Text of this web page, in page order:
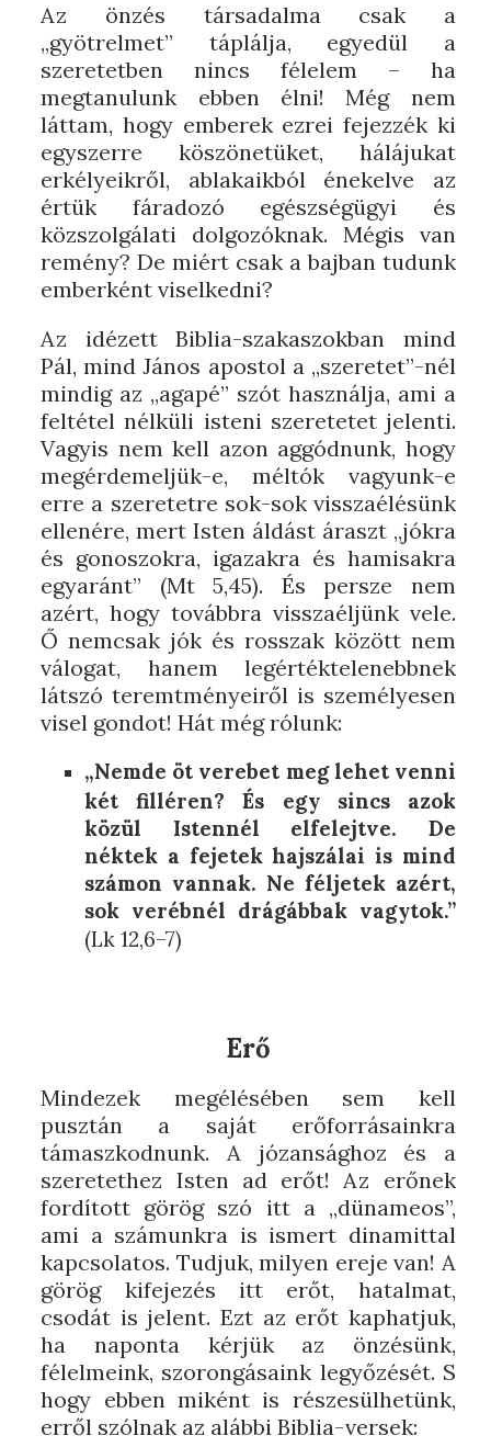
Az önzés társadalma csak a
„gyötrelmet” táplálja, egyedül a
szeretetben nincs félelem – ha
megtanulunk ebben élni! Még nem
láttam, hogy emberek ezrei fejezzék ki
egyszerre köszönetüket, hálájukat
erkélyeikről, ablakaikból énekelve az
értük fáradozó egészségügyi és
közszolgálati dolgozóknak. Mégis van
remény? De miért csak a bajban tudunk
emberként viselkedni?
Az idézett Biblia-szakaszokban mind
Pál, mind János apostol a „szeretet”-nél
mindig az „agapé” szót használja, ami a
feltétel nélküli isteni szeretetet jelenti.
Vagyis nem kell azon aggódnunk, hogy
megérdemeljük-e, méltók vagyunk-e
erre a szeretetre sok-sok visszaélésünk
ellenére, mert Isten áldást áraszt „jókra
és gonoszokra, igazakra és hamisakra
egyaránt” (Mt 5,45). És persze nem
azért, hogy továbbra visszaéljünk vele.
Ő nemcsak jók és rosszak között nem
válogat, hanem legértéktelenebbnek
látszó teremtményeiről is személyesen
visel gondot! Hát még rólunk:
„Nemde öt verebet meg lehet venni
két filléren? És egy sincs azok
közül Istennél elfelejtve. De
néktek a fejetek hajszálai is mind
számon vannak. Ne féljetek azért,
sok verébnél drágábbak vagytok.”
(Lk 12,6–7)
Erő
Mindezek megélésében sem kell
pusztán a saját erőforrásainkra
támaszkodnunk. A józansághoz és a
szeretethez Isten ad erőt! Az erőnek
fordított görög szó itt a „dünameos”,
ami a számunkra is ismert dinamittal
kapcsolatos. Tudjuk, milyen ereje van! A
görög kifejezés itt erőt, hatalmat,
csodát is jelent. Ezt az erőt kaphatjuk,
ha naponta kérjük az önzésünk,
félelmeink, szorongásaink legyőzését. S
hogy ebben miként is részesülhetünk,
erről szólnak az alábbi Biblia-versek: